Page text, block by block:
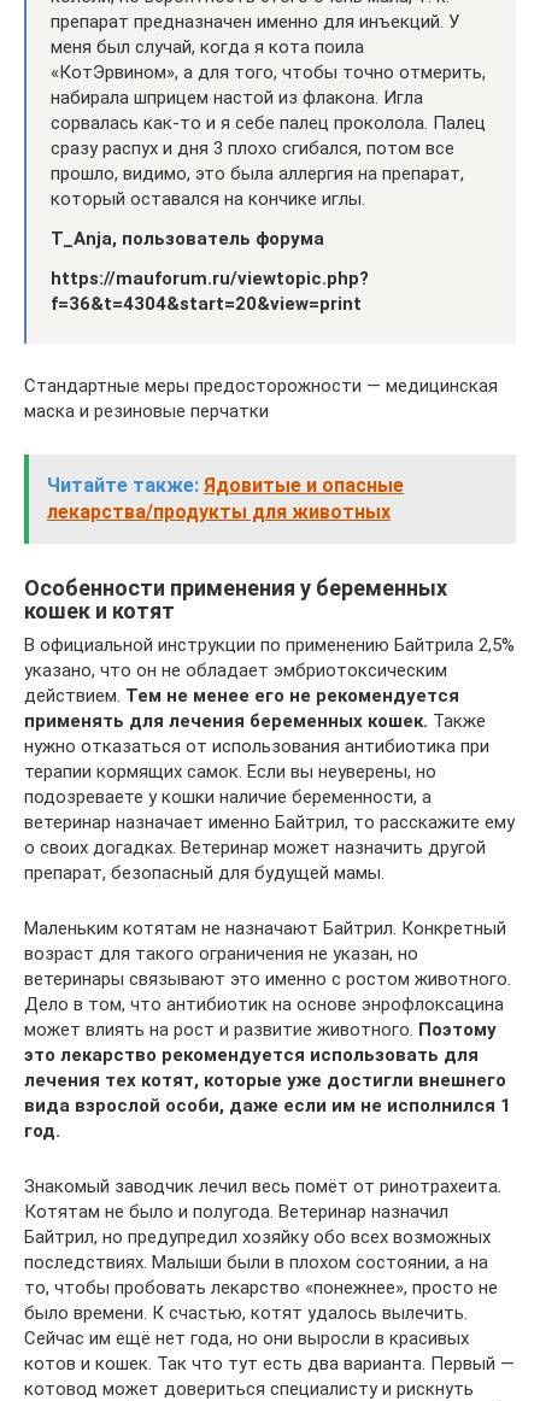
препарат предназначен именно для инъекций. У
меня был случай, когда я кота поила
«КотЭрвином», а для того, чтобы точно отмерить,
набирала шприцем настой из флакона. Игла
сорвалась как-то и я себе палец проколола. Палец
сразу распух и дня 3 плохо сгибался, потом все
прошло, видимо, это была аллергия на препарат,
который оставался на кончике иглы.
T_Anja, пользователь форума
https://mauforum.ru/viewtopic.php?
f=36&t=4304&start=20&view=print
Стандартные меры предосторожности — медицинская
маска и резиновые перчатки
Читайте также: Ядовитые и опасные
лекарства/продукты для животных
Особенности применения у беременных
кошек и котят
В официальной инструкции по применению Байтрила 2,5%
указано, что он не обладает эмбриотоксическим
действием. Тем не менее его не рекомендуется
применять для лечения беременных кошек. Также
нужно отказаться от использования антибиотика при
терапии кормящих самок. Если вы неуверены, но
подозреваете у кошки наличие беременности, а
ветеринар назначает именно Байтрил, то расскажите ему
о своих догадках. Ветеринар может назначить другой
препарат, безопасный для будущей мамы.
Маленьким котятам не назначают Байтрил. Конкретный
возраст для такого ограничения не указан, но
ветеринары связывают это именно с ростом животного.
Дело в том, что антибиотик на основе энрофлоксацина
может влиять на рост и развитие животного. Поэтому
это лекарство рекомендуется использовать для
лечения тех котят, которые уже достигли внешнего
вида взрослой особи, даже если им не исполнился 1
год.
Знакомый заводчик лечил весь помёт от ринотрахеита.
Котятам не было и полугода. Ветеринар назначил
Байтрил, но предупредил хозяйку обо всех возможных
последствиях. Малыши были в плохом состоянии, а на
то, чтобы пробовать лекарство «понежнее», просто не
было времени. К счастью, котят удалось вылечить.
Сейчас им ещё нет года, но они выросли в красивых
котов и кошек. Так что тут есть два варианта. Первый —
котовод может довериться специалисту и рискнуть